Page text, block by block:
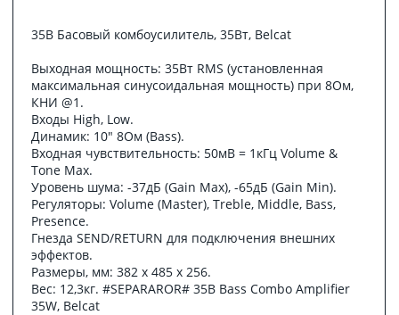
35B Басовый комбоусилитель, 35Вт, Belcat
Выходная мощность: 35Вт RMS (установленная
максимальная синусоидальная мощность) при 8Ом,
КНИ @1.
Входы High, Low.
Динамик: 10" 8Ом (Bass).
Входная чувствительность: 50мВ = 1кГц Volume &
Tone Max.
Уровень шума: -37дБ (Gain Max), -65дБ (Gain Min).
Регуляторы: Volume (Master), Treble, Middle, Bass,
Presence.
Гнезда SEND/RETURN для подключения внешних
эффектов.
Размеры, мм: 382 х 485 х 256.
Вес: 12,3кг. #SEPARAROR# 35B Bass Combo Amplifier
35W, Belcat